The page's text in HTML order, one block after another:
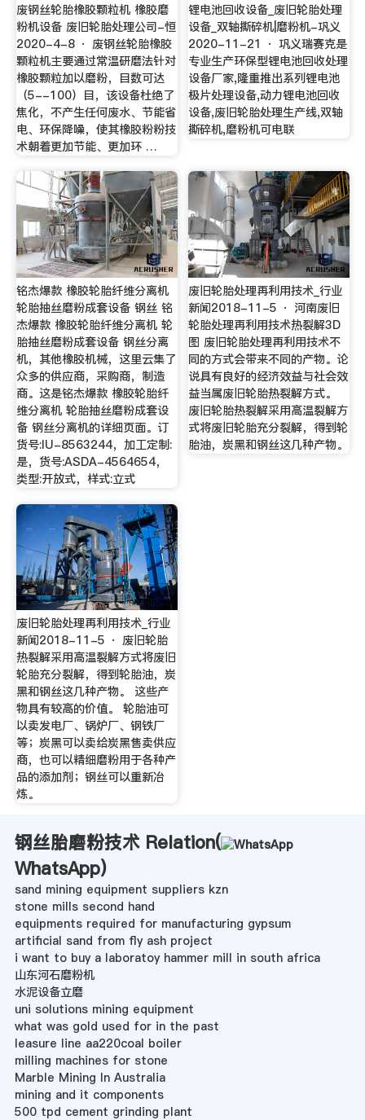
废钢丝轮胎橡胶颗粒机 橡胶磨
粉机设备 废旧轮胎处理公司-恒
2020-4-8 · 废钢丝轮胎橡胶
颗粒机主要通过常温研磨法针对
橡胶颗粒加以磨粉，目数可达
（5--100）目，该设备杜绝了
焦化，不产生任何废水、节能省
电、环保降噪，使其橡胶粉粉技
术朝着更加节能、更加环 …
锂电池回收设备_废旧轮胎处理
设备_双轴撕碎机|磨粉机-巩义
2020-11-21 · 巩义瑞赛克是
专业生产环保型锂电池回收处理
设备厂家,隆重推出系列锂电池
极片处理设备,动力锂电池回收
设备,废旧轮胎处理生产线,双轴
撕碎机,磨粉机可电联
铭杰爆款 橡胶轮胎纤维分离机
轮胎抽丝磨粉成套设备 钢丝 铭
杰爆款 橡胶轮胎纤维分离机 轮
胎抽丝磨粉成套设备 钢丝分离
机，其他橡胶机械，这里云集了
众多的供应商，采购商，制造
商。这是铭杰爆款 橡胶轮胎纤
维分离机 轮胎抽丝磨粉成套设
备 钢丝分离机的详细页面。订
货号:IU-8563244，加工定制:
是，货号:ASDA-4564654，
类型:开放式，样式:立式
废旧轮胎处理再利用技术_行业
新闻2018-11-5 · 河南废旧
轮胎处理再利用技术热裂解3D
图 废旧轮胎处理再利用技术不
同的方式会带来不同的产物。论
说具有良好的经济效益与社会效
益当属废旧轮胎热裂解方式。
废旧轮胎热裂解采用高温裂解方
式将废旧轮胎充分裂解，得到轮
胎油，炭黑和钢丝这几种产物。
废旧轮胎处理再利用技术_行业
新闻2018-11-5 · 废旧轮胎
热裂解采用高温裂解方式将废旧
轮胎充分裂解，得到轮胎油，炭
黑和钢丝这几种产物。 这些产
物具有较高的价值。 轮胎油可
以卖发电厂、锅炉厂、钢铁厂
等；炭黑可以卖给炭黑售卖供应
商，也可以精细磨粉用于各种产
品的添加剂；钢丝可以重新冶
炼。
钢丝胎磨粉技术 Relation(
WhatsApp)
sand mining equipment suppliers kzn
stone mills second hand
equipments required for manufacturing gypsum
artificial sand from fly ash project
i want to buy a laboratoy hammer mill in south africa
山东河石磨粉机
水泥设备立磨
uni solutions mining equipment
what was gold used for in the past
leasure line aa220coal boiler
milling machines for stone
Marble Mining In Australia
mining and it components
500 tpd cement grinding plant